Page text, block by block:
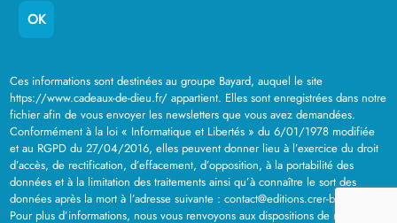
Ces informations sont destinées au groupe Bayard, auquel le site
https://www.cadeaux-de-dieu.fr/ appartient. Elles sont enregistrées dans notre
fichier afin de vous envoyer les newsletters que vous avez demandées.
Conformément à la loi « Informatique et Libertés » du 6/01/1978 modifiée
et au RGPD du 27/04/2016, elles peuvent donner lieu à l’exercice du droit
d’accès, de rectification, d’effacement, d’opposition, à la portabilité des
données et à la limitation des traitements ainsi qu’à connaître le sort des
données après la mort à l’adresse suivante : contact@editions.crer-bayard.fr .
Pour plus d’informations, nous vous renvoyons aux dispositions de notre